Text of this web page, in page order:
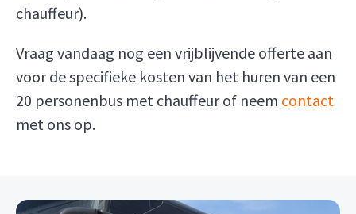
chauffeur).
Vraag vandaag nog een vrijblijvende offerte aan
voor de specifieke kosten van het huren van een
20 personenbus met chauffeur of neem contact
met ons op.